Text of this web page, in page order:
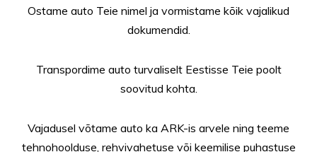
Ostame auto Teie nimel ja vormistame kõik vajalikud
dokumendid.
Transpordime auto turvaliselt Eestisse Teie poolt
soovitud kohta.
Vajadusel võtame auto ka ARK-is arvele ning teeme
tehnohoolduse, rehvivahetuse või keemilise puhastuse